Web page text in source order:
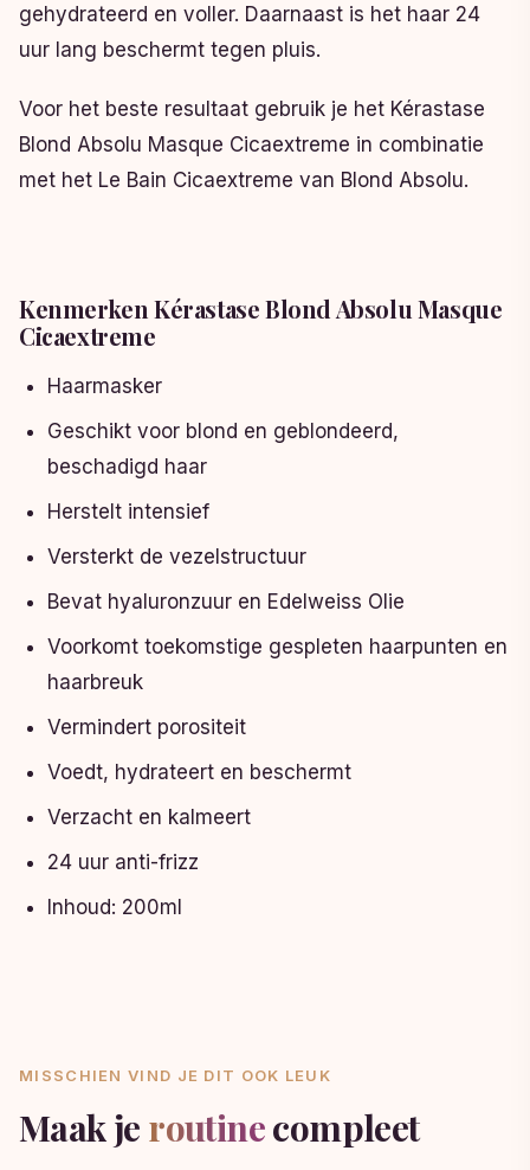
gehydrateerd en voller. Daarnaast is het haar 24
uur lang beschermt tegen pluis.
Voor het beste resultaat gebruik je het Kérastase
Blond Absolu Masque Cicaextreme in combinatie
met het Le Bain Cicaextreme van Blond Absolu.
Kenmerken Kérastase Blond Absolu Masque
Cicaextreme
Haarmasker
Geschikt voor blond en geblondeerd,
beschadigd haar
Herstelt intensief
Versterkt de vezelstructuur
Bevat hyaluronzuur en Edelweiss Olie
Voorkomt toekomstige gespleten haarpunten en
haarbreuk
Vermindert porositeit
Voedt, hydrateert en beschermt
Verzacht en kalmeert
24 uur anti-frizz
Inhoud: 200ml
MISSCHIEN VIND JE DIT OOK LEUK
Maak je routinecompleet